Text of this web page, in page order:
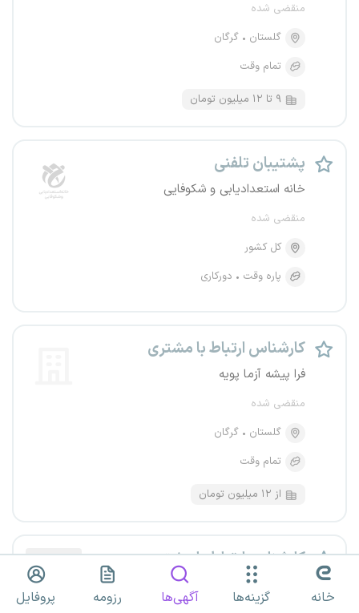
منقضی شده
گلستان
گرگان
تمام وقت
۹ تا ۱۲ میلیون تومان
پشتیبان تلفنی
خانه استعدادیابی و شکوفایی
منقضی شده
کل کشور
پاره وقت
دورکاری
کارشناس ارتباط با مشتری
فرا پیشه آزما پویه
منقضی شده
گلستان
گرگان
تمام وقت
از ۱۲ میلیون تومان
کارشناس ارتباط با مشتری
تاکسی ماکسیم
خانه گزینه‌ها آگهی‌ها رزومه پروفایل